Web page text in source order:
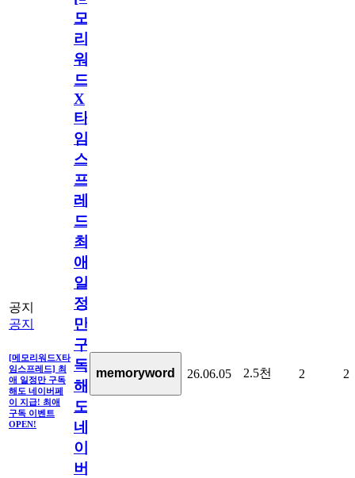
공지
공지
[메모리워드X타
임스프레드] 최
애 일정만 구독
해도 네이버페
이 지급! 최애
구독 이벤트
OPEN!
모
리
워
드
X
타
임
스
프
레
드]
최
애
일
정
만
구
독
해
도
네
이
버
memoryword 26.06.05 2.5천 2 2